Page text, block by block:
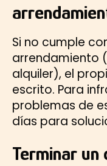
Si no cumple
arrendamiento
alquiler), el
escrito. Para
problemas de
días para
Terminar